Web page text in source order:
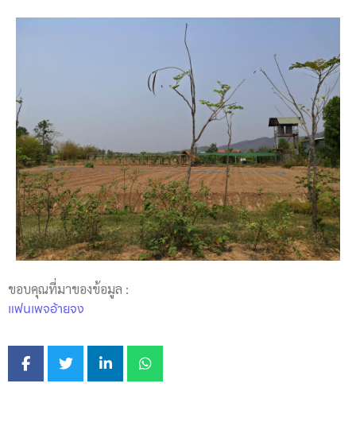
ขอบคุณที่มาของข้อมูล :
แฟนเพจอ้ายจง